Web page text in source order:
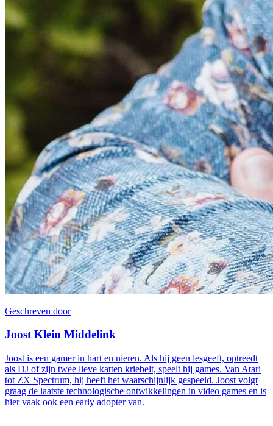
Geschreven door
Joost Klein Middelink
Joost is een gamer in hart en nieren. Als hij geen lesgeeft, optreedt
als DJ of zijn twee lieve katten kriebelt, speelt hij games. Van Atari
tot ZX Spectrum, hij heeft het waarschijnlijk gespeeld. Joost volgt
graag de laatste technologische ontwikkelingen in video games en is
hier vaak ook een early adopter van.